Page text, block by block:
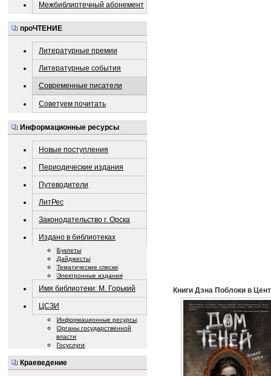
Межбиблиотечный абонемент
проЧТЕНИЕ
Литературные премии
Литературные события
Современные писатели
Советуем почитать
Информационные ресурсы
Новые поступления
Периодические издания
Путеводители
ЛитРес
Законодательство г. Орска
Издано в библиотеках
Буклеты
Дайджесты
Тематические списки
Электронные издания
Имя библиотеки: М. Горький
ЦСЗИ
Информационные ресурсы
Органы государственной
власти
Госуслуги
Краеведение
Книги Дэна Поблоки в